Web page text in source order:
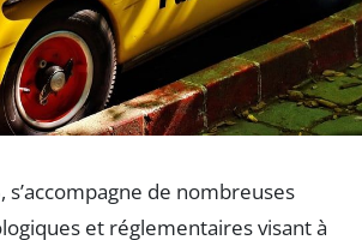
s’accompagne de nombreuses
et réglementaires visant à